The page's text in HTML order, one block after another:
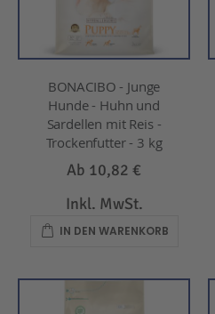
BONACIBO - Junge
Hunde - Huhn und
Sardellen mit Reis -
Trockenfutter - 3 kg
Ab 10,82 €
Inkl. MwSt.
IN DEN WARENKORB